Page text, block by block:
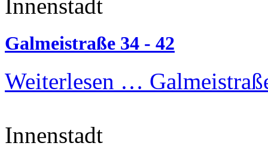
Innenstadt
Galmeistraße 34 - 42
Weiterlesen …
Innenstadt